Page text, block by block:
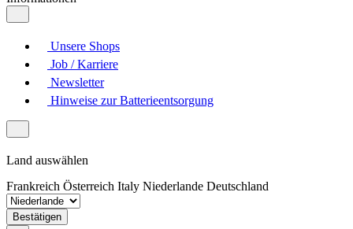
Unsere Shops
Job / Karriere
Newsletter
Hinweise zur Batterieentsorgung
Land auswählen
Frankreich Österreich Italy Niederlande Deutschland
Bestätigen